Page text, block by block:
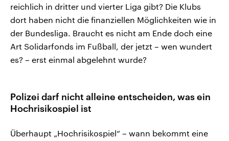
reichlich in dritter und vierter Liga gibt? Die Klubs
dort haben nicht die finanziellen Möglichkeiten wie in
der Bundesliga. Braucht es nicht am Ende doch eine
Art Solidarfonds im Fußball, der jetzt – wen wundert
es? – erst einmal abgelehnt wurde?
Polizei darf nicht alleine entscheiden, was ein
Hochrisikospiel ist
Überhaupt „Hochrisikospiel“ – wann bekommt eine